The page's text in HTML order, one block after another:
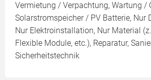
Vermietung / Verpachtung, Wartung /
Solarstromspeicher / PV Batterie, Nur
Nur Elektroinstallation, Nur Material
Flexible Module, etc.), Reparatur,
Sicherheitstechnik